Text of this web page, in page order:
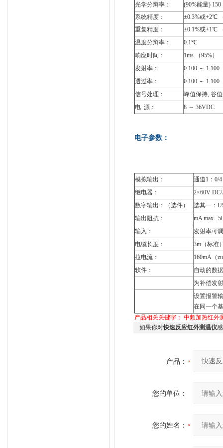
光学分辩率：
(90%能量
系统精度：
±0.3%或+2℃
重复精度：
±0.1%或+1℃
温度分辩率：
0.1℃
响应时间：
1ms （95%）
发射率：
0.100 ～
透过率：
0.100 ～
信号处理：
峰值保持, 谷
电 源：
8 ～ 36VDC
电子参数：
模拟输出：
通道1：0/
继电器：
2×60V
数字输出：（选件）
选其一：
输出阻抗：
mA max .
输入：
发射率可
电缆长度：
3m（标准
拉电流：
160mA（
软件：
自动的数
为补偿发
设置报警
在同一个
产品相关关键字： 中频加热红外
如果你对快速反应红外测温仪
产品：
您的单位：
您的姓名：